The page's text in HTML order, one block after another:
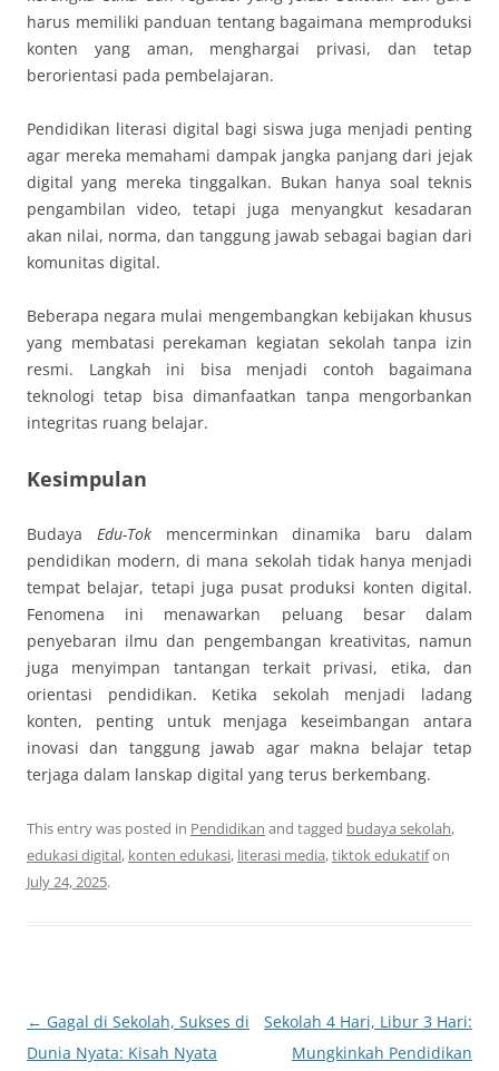
harus memiliki panduan tentang bagaimana memproduksi
konten yang aman, menghargai privasi, dan tetap
berorientasi pada pembelajaran.
Pendidikan literasi digital bagi siswa juga menjadi penting
agar mereka memahami dampak jangka panjang dari jejak
digital yang mereka tinggalkan. Bukan hanya soal teknis
pengambilan video, tetapi juga menyangkut kesadaran
akan nilai, norma, dan tanggung jawab sebagai bagian dari
komunitas digital.
Beberapa negara mulai mengembangkan kebijakan khusus
yang membatasi perekaman kegiatan sekolah tanpa izin
resmi. Langkah ini bisa menjadi contoh bagaimana
teknologi tetap bisa dimanfaatkan tanpa mengorbankan
integritas ruang belajar.
Kesimpulan
Budaya Edu-Tokmencerminkan dinamika baru dalam
pendidikan modern, di mana sekolah tidak hanya menjadi
tempat belajar, tetapi juga pusat produksi konten digital.
Fenomena ini menawarkan peluang besar dalam
penyebaran ilmu dan pengembangan kreativitas, namun
juga menyimpan tantangan terkait privasi, etika, dan
orientasi pendidikan. Ketika sekolah menjadi ladang
konten, penting untuk menjaga keseimbangan antara
inovasi dan tanggung jawab agar makna belajar tetap
terjaga dalam lanskap digital yang terus berkembang.
This entry was posted in Pendidikan and tagged budaya sekolah,
edukasi digital, konten edukasi, literasi media,tiktok edukatifon
July 24, 2025.
Post
navigation
← Gagal di Sekolah, Sukses di
Dunia Nyata: Kisah Nyata
Sekolah 4 Hari, Libur 3 Hari:
Mungkinkah Pendidikan